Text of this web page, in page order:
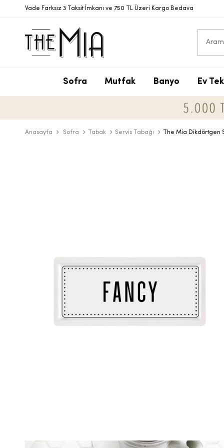
Vade Farksız 3 Taksit İmkanı ve 750 TL Üzeri Kargo Bedava
Sofra Mutfak Banyo Ev
Anasayfa Sofra Tabak Servis Tabağı The Mia Dikdörtgen